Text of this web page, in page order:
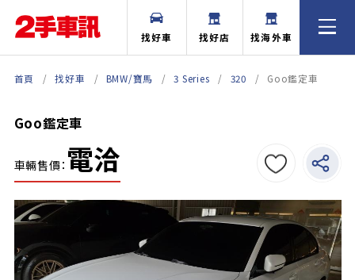
找好車 找好店 找海外車
首頁 找好車 BMW/寶馬 3 Series 320 Goo鑑定車
Goo鑑定車
車輛售價： 電洽